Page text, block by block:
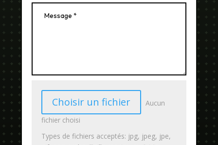
Choisir un fichier
Aucun
fichier choisi
Types de fichiers acceptés: jpg, jpeg, jpe,